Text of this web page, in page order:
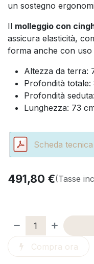
un sostegno
Il molleggio con
assicura elasticità,
forma anche con uso
Altezza da terra:
Profondità totale:
Profondità
Lunghezza: 73
Scheda tecnica
491,80 €(Tasse
Compra ora